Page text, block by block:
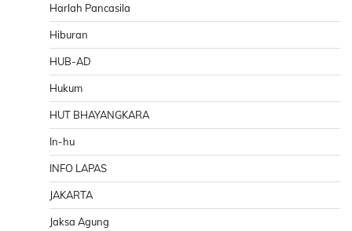
Harlah Pancasila
Hiburan
HUB-AD
Hukum
HUT BHAYANGKARA
In-hu
INFO LAPAS
JAKARTA
Jaksa Agung